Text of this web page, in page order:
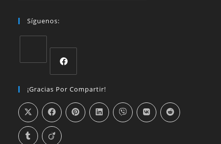
Síguenos:
¡Gracias Por Compartir!